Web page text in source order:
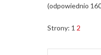
(odpowiednio 160
Strony: 1 2